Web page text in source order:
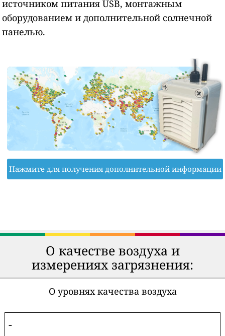
источником питания USB, монтажным
оборудованием и дополнительной солнечной
панелью.
Нажмите для получения дополнительной информации
О качестве воздуха и
измерениях загрязнения:
О уровнях качества воздуха
-